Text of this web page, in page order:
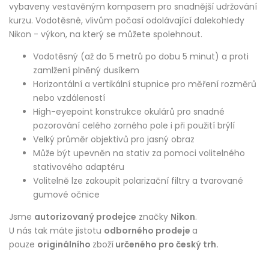
vybaveny vestavěným kompasem pro snadnější udržování
kurzu. Vodotěsné, vlivům počasí odolávající dalekohledy
Nikon - výkon, na který se můžete spolehnout.
Vodotěsný (až do 5 metrů po dobu 5 minut) a proti
zamlžení plněný dusíkem
Horizontální a vertikální stupnice pro měření rozměrů
nebo vzdáleností
High-eyepoint konstrukce okulárů pro snadné
pozorování celého zorného pole i při použití brýlí
Velký průměr objektivů pro jasný obraz
Může být upevněn na stativ za pomoci volitelného
stativového adaptéru
Volitelně lze zakoupit polarizační filtry a tvarované
gumové očnice
Jsme autorizovaný prodejce značky Nikon.
U nás tak máte jistotu odborného prodeje a
pouze originálního zboží určeného pro český trh.